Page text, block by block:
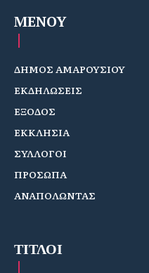
MENOY
ΔΗΜΟΣ ΑΜΑΡΟΥΣΙΟΥ
ΕΚΔΗΛΩΣΕΙΣ
ΕΞΟΔΟΣ
ΕΚΚΛΗΣΙΑ
ΣΥΛΛΟΓΟΙ
ΠΡΟΣΩΠΑ
ΑΝΑΠΟΛΩΝΤΑΣ
ΤΙΤΛΟΙ